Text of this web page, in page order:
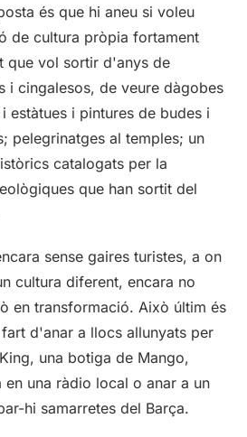
és que hi aneu si voleu
de cultura pròpia fortament
que vol sortir d'anys de
i cingalesos, de veure dàgobes
estàtues i pintures de budes i
pelegrinatges al temples; un
catalogats per la
que han sortit del
sense gaires turistes, a on
cultura diferent, encara no
en transformació. Això últim és
d'anar a llocs allunyats per
una botiga de Mango,
en una ràdio local o anar a un
hi samarretes del Barça.